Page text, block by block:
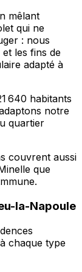
mêlant
qui ne
: nous
les fins de
adapté à
640 habitants
notre
quartier
couvrent aussi
que
la-Napoule
chaque type